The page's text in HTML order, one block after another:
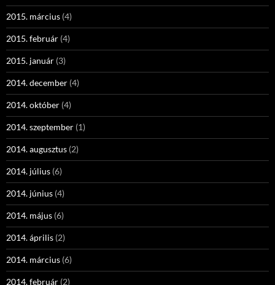
2015. március (4)
2015. február (4)
2015. január (3)
2014. december (4)
2014. október (4)
2014. szeptember (1)
2014. augusztus (2)
2014. július (6)
2014. június (4)
2014. május (6)
2014. április (2)
2014. március (6)
2014. február (2)